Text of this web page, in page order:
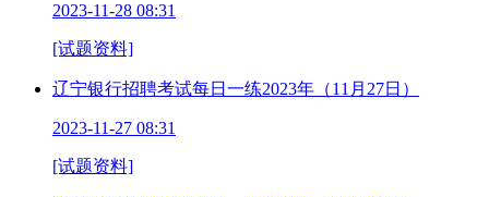
2023-11-28 08:31
[试题资料]
辽宁银行招聘考试每日一练2023年（11月27日）
2023-11-27 08:31
[试题资料]